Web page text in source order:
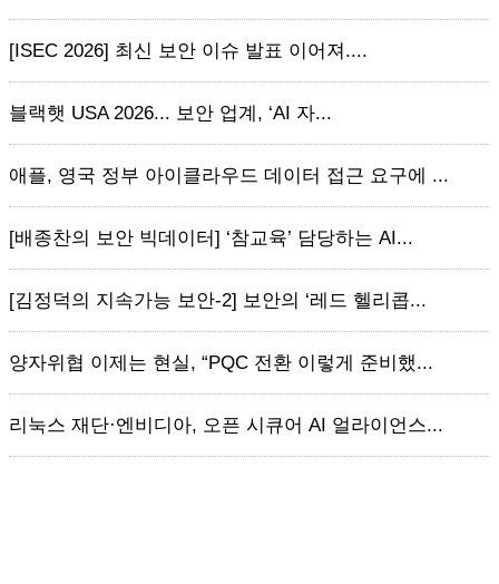
[ISEC 2026] 최신 보안 이슈 발표 이어져....
블랙햇 USA 2026... 보안 업계, ‘AI 자...
애플, 영국 정부 아이클라우드 데이터 접근 요구에 ...
[배종찬의 보안 빅데이터] ‘참교육’ 담당하는 AI...
[김정덕의 지속가능 보안-2] 보안의 ‘레드 헬리콥...
양자위협 이제는 현실, “PQC 전환 이렇게 준비했...
리눅스 재단·엔비디아, 오픈 시큐어 AI 얼라이언스...